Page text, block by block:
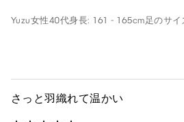
Yuzu女性40代身長: 161 - 165cm足のサ
さっと羽織れて温かい